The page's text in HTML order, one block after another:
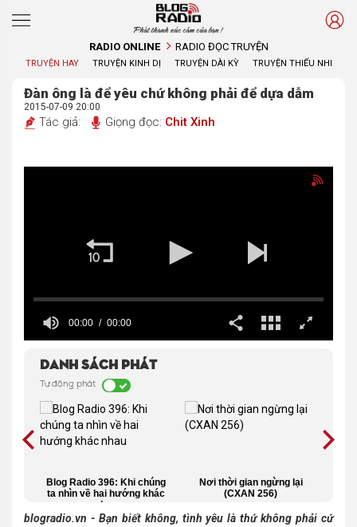
Phát thanh xúc cảm của bạn !
RADIO ONLINE RADIO ĐỌC TRUYỆN
TRUYỆN HAY TRUYỆN KINH DỊ TRUYỆN DÀI KỲ TRUYỆN THIẾU NHI
Đàn ông là để yêu chứ không phải để dựa dẫm
2015-07-09 20:00
Tác giả: Giọng đọc: Chit Xinh
00:00 00:00
Danh sách phát
Tự động phát
Blog Radio 396: Khi chúng
ta nhìn về hai hướng khác
nhau
Nơi thời gian ngừng lại
(CXAN 256)
blogradio.vn - Bạn biết không, tình yêu là thứ không phải cứ